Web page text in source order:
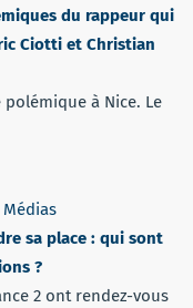
du rappeur qui
Ciotti et Christian
à Nice. Le
Médias
sa place : qui sont
?
2 ont rendez-vous